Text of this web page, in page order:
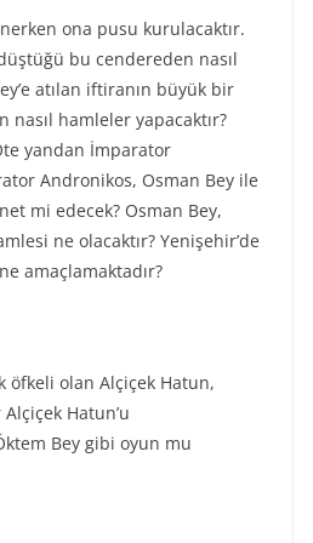
ona pusu kurulacaktır.
bu cendereden nasıl
atılan iftiranın büyük bir
hamleler yapacaktır?
yandan İmparator
Andronikos, Osman Bey ile
mi edecek? Osman Bey,
ne olacaktır? Yenişehir’de
amaçlamaktadır?
öfkeli olan Alçiçek Hatun,
Hatun’u
Bey gibi oyun mu